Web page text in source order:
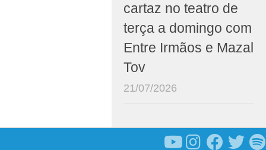
cartaz no teatro de
terça a domingo com
Entre Irmãos e Mazal
Tov
21/07/2026